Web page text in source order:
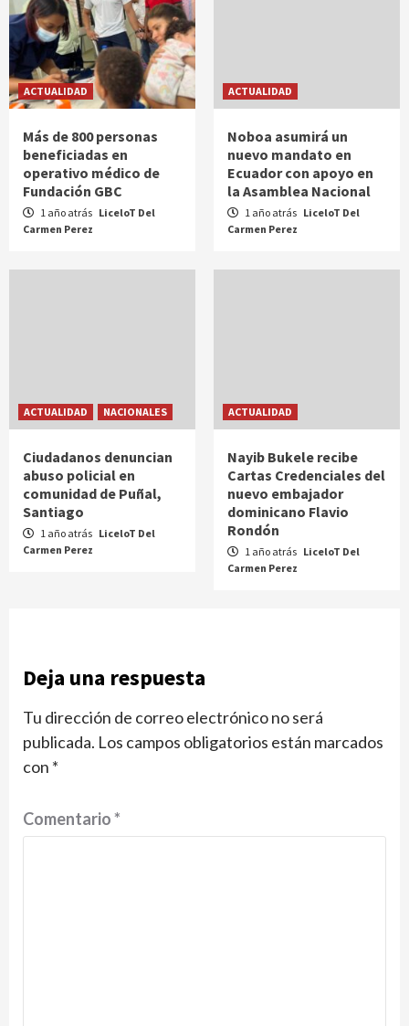
ACTUALIDAD
Más de 800 personas
beneficiadas en
operativo médico de
Fundación GBC
1 año atrás LiceloT Del
Carmen Perez
ACTUALIDAD
Noboa asumirá un
nuevo mandato en
Ecuador con apoyo en
la Asamblea Nacional
1 año atrás LiceloT Del
Carmen Perez
ACTUALIDAD NACIONALES
Ciudadanos denuncian
abuso policial en
comunidad de Puñal,
Santiago
1 año atrás LiceloT Del
Carmen Perez
ACTUALIDAD
Nayib Bukele recibe
Cartas Credenciales del
nuevo embajador
dominicano Flavio
Rondón
1 año atrás LiceloT Del
Carmen Perez
Deja una respuesta
Tu dirección de correo electrónico no será
publicada. Los campos obligatorios están marcados
con *
Comentario*